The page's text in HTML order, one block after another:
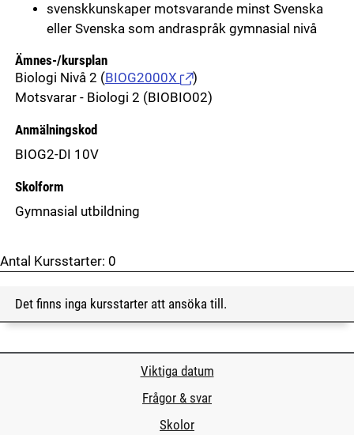
svenskkunskaper motsvarande minst Svenska
eller Svenska som andraspråk gymnasial nivå
Ämnes-/kursplan
Biologi Nivå 2 ( BIOG2000X
)
Motsvarar - Biologi 2 (BIOBIO02)
Anmälningskod
BIOG2-DI 10V
Skolform
Gymnasial utbildning
Antal Kursstarter: 0
Det finns inga kursstarter att ansöka till.
Viktiga datum
Frågor & svar
Skolor